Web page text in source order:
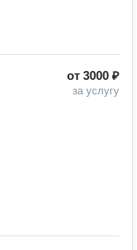
от 3000 ₽
за услугу